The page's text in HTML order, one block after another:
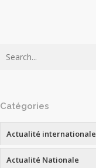
Catégories
Actualité internationale
Actualité Nationale